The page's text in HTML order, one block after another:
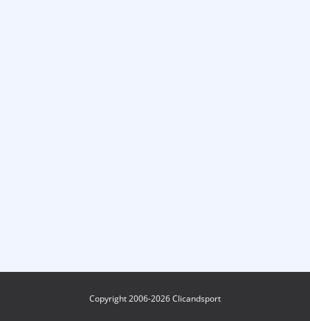
Copyright 2006-2026 Clicandsport